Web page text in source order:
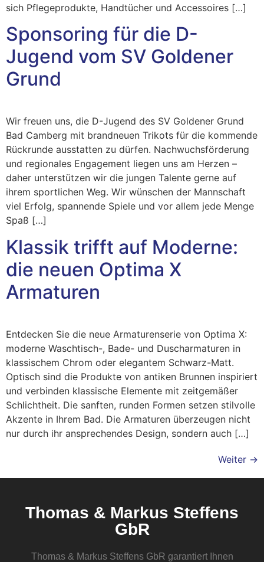
sich Pflegeprodukte, Handtücher und Accessoires […]
Sponsoring für die D-
Jugend vom SV Goldener
Grund
Wir freuen uns, die D-Jugend des SV Goldener Grund
Bad Camberg mit brandneuen Trikots für die kommende
Rückrunde ausstatten zu dürfen. Nachwuchsförderung
und regionales Engagement liegen uns am Herzen –
daher unterstützen wir die jungen Talente gerne auf
ihrem sportlichen Weg. Wir wünschen der Mannschaft
viel Erfolg, spannende Spiele und vor allem jede Menge
Spaß […]
Klassik trifft auf Moderne:
die neuen Optima X
Armaturen
Entdecken Sie die neue Armaturenserie von Optima X:
moderne Waschtisch-, Bade- und Duscharmaturen in
klassischem Chrom oder elegantem Schwarz-Matt.
Optisch sind die Produkte von antiken Brunnen inspiriert
und verbinden klassische Elemente mit zeitgemäßer
Schlichtheit. Die sanften, runden Formen setzen stilvolle
Akzente in Ihrem Bad. Die Armaturen überzeugen nicht
nur durch ihr ansprechendes Design, sondern auch […]
Weiter →
Thomas & Markus Steffens
GbR
Thomas & Markus Steffens GbR garantiert Ihnen